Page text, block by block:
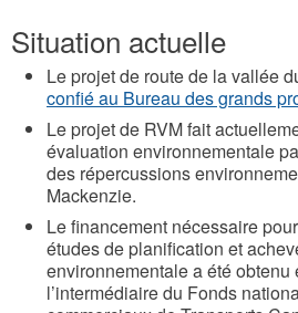
Situation actuelle
Le projet de route de la vallée
confié au Bureau des grands
Le projet de RVM fait
évaluation environnementale
des répercussions
Mackenzie.
Le financement nécessaire
études de planification et
environnementale a été obtenu
l’intermédiaire du Fonds